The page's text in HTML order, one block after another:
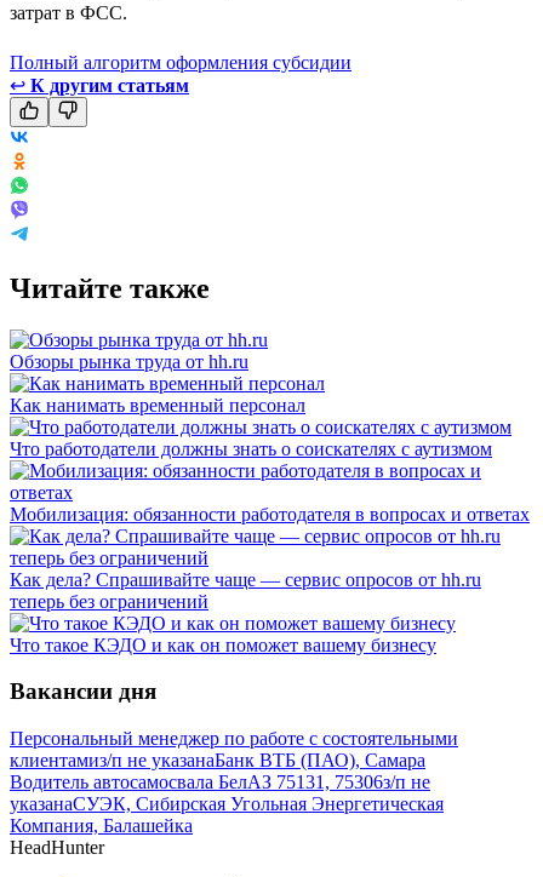
затрат в ФСС.
Полный алгоритм оформления субсидии
↩ К другим статьям
Читайте также
Обзоры рынка труда от hh.ru
Как нанимать временный персонал
Что работодатели должны знать о соискателях с аутизмом
Мобилизация: обязанности работодателя в вопросах и ответах
Как дела? Спрашивайте чаще — сервис опросов от hh.ru
теперь без ограничений
Что такое КЭДО и как он поможет вашему бизнесу
Вакансии дня
Персональный менеджер по работе с состоятельными
клиентамиз/п не указанаБанк ВТБ (ПАО), Самара
Водитель автосамосвала БелАЗ 75131, 75306з/п не
указанаСУЭК, Сибирская Угольная Энергетическая
Компания, Балашейка
HeadHunter